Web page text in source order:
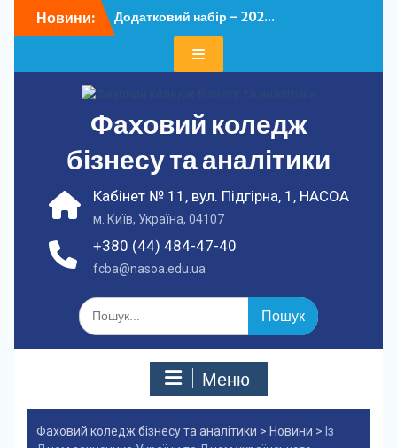
доНовини:
Додатковий набір – 202...
У ФКБА НАСОА
Фаховий коледж
бізнесу та аналітики
+380 (44) 484-47-40
fcba@nasoa.edu.ua
Кабінет № 11, вул. Підгірна, 1, НАСОА
м. Київ, Україна, 04107
Шукати:
Меню
Фаховий коледж бізнесу та аналітики > Новини > Із